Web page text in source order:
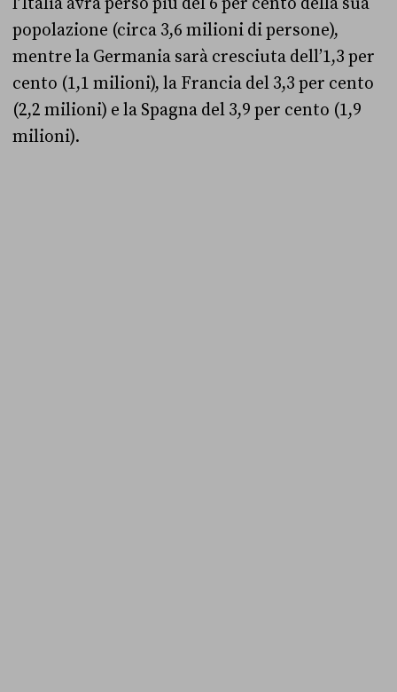
popolazione (circa 3,6 milioni di persone),
mentre la Germania sarà cresciuta dell’1,3 per
cento (1,1 milioni), la Francia del 3,3 per cento
(2,2 milioni) e la Spagna del 3,9 per cento (1,9
milioni).